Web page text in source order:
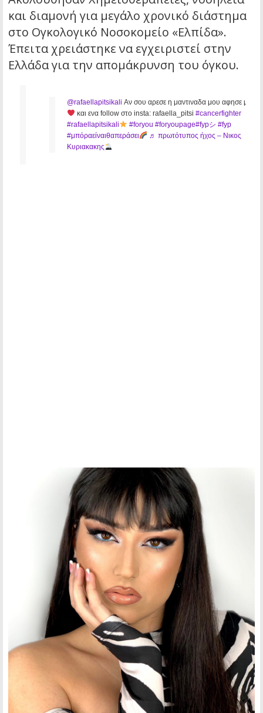
και διαμονή για μεγάλο χρονικό διάστημα
στο Ογκολογικό Νοσοκομείο «Ελπίδα».
Έπειτα χρειάστηκε να εγχειριστεί στην
Ελλάδα για την απομάκρυνση του όγκου.
@rafaellapitsikali Αν σου αρεσε η μαντιναδα μου αφησε μια
και ενα follow στο insta: rafaella_pitsi #cancerfighter
#rafaellapitsikali
#foryou #foryoupage#fypシ #fyp
#μπόραείναιθαπεράσει
♬ πρωτότυπος ήχος – Νικος
Κυριακακης